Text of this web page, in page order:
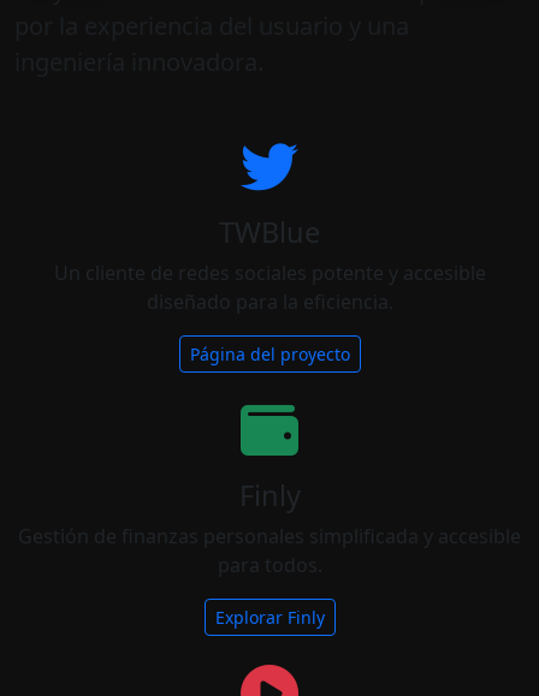
TWBlue
Un cliente de redes sociales potente y accesible
diseñado para la eficiencia.
Página del proyecto
Finly
Gestión de finanzas personales simplificada y accesible
para todos.
Explorar Finly